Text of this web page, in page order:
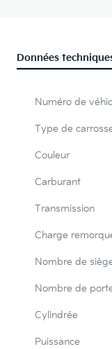
Données
Numéro de
Type de
Couleur
Carburant
Transmission
Charge
Nombre de
Nombre de
Cylindrée
Puissance